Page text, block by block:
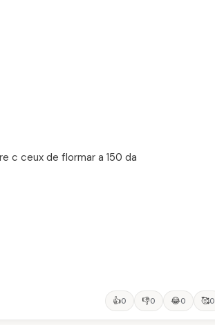
c ceux de flormar a 150 da
👍0 👎0 😂0 🥰0